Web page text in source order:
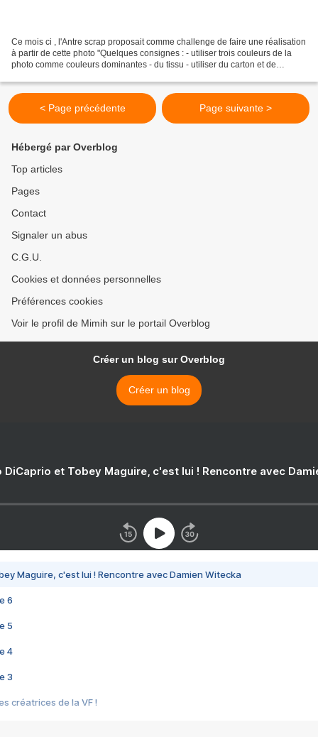
Ce mois ci , l'Antre scrap proposait comme challenge de faire une réalisation
à partir de cette photo "Quelques consignes : - utiliser trois couleurs de la
photo comme couleurs dominantes - du tissu - utiliser du carton et de
< Page précédente Page suivante >
Hébergé par Overblog
Top articles
Pages
Contact
Signaler un abus
C.G.U.
Cookies et données personnelles
Préférences cookies
Voir le profil de Mimih sur le portail Overblog
Créer un blog sur Overblog
Créer un blog
DiCaprio et Tobey Maguire, c'est lui ! Rencontre avec
Maguire, c'est lui ! Rencontre avec Damien Witecka
6
5
4
3
créatrices de la VF !